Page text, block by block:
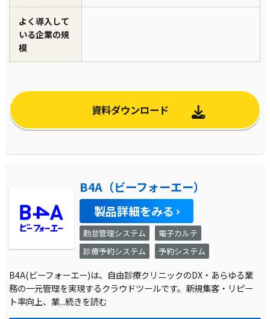
よく導入して
いる企業の規
模
資料ダウンロード
B4A（ビーフォーエー）
製品詳細をみる
勤怠管理システム
電子カルテ
診療予約システム
予約システム
B4A(ビーフォーエー)は、自由診療クリニックのDX・あらゆる業
務の一元管理を実現するクラウドツールです。新規集客・リピー
ト率向上、業...続きを読む